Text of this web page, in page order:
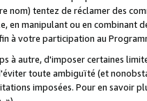
nom) tentez de réclamer des
en manipulant ou en combinant
à votre participation au
à autre, d'imposer certaines
toute ambiguïté (et
imposées. Pour en savoir